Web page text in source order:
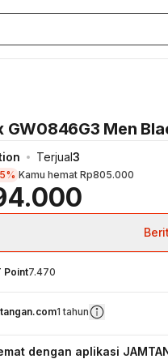
GW0846G3 Men
Terjual3
Kamu hemat Rp805.000
Point7.470
1 tahun
dengan aplikasi